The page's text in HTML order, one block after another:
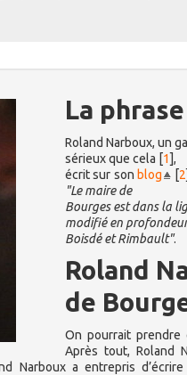
La
Roland Narboux, un
sérieux que cela [1],
écrit sur son blog [2]
"Le maire de
Bourges est dans la
modifié en
Boisdé et Rimbault".
Roland
de
On pourrait prendre
Après tout, Roland
Narboux a entrepris